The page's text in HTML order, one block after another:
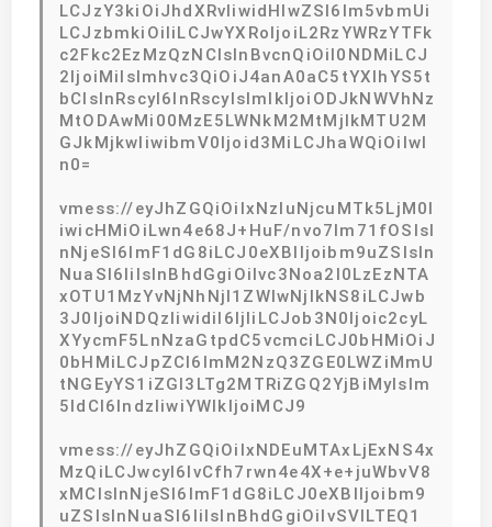
LCJzY3kiOiJhdXRvIiwidHlwZSI6Im5vbmUi
LCJzbmkiOiIiLCJwYXRoIjoiL2RzYWRzYTFk
c2Fkc2EzMzQzNCIsInBvcnQiOiI0NDMiLCJ
2IjoiMiIsImhvc3QiOiJ4anA0aC5tYXlhYS5t
bCIsInRscyI6InRscyIsImlkIjoiODJkNWVhNz
MtODAwMi00MzE5LWNkM2MtMjlkMTU2M
GJkMjkwIiwibmV0Ijoid3MiLCJhaWQiOiIwI
n0=
vmess://eyJhZGQiOiIxNzIuNjcuMTk5LjM0I
iwicHMiOiLwn4e68J+HuF/nvo7lm71fOSIsI
nNjeSI6ImF1dG8iLCJ0eXBlIjoibm9uZSIsIn
NuaSI6IiIsInBhdGgiOiIvc3Noa2l0LzEzNTA
xOTU1MzYvNjNhNjI1ZWIwNjlkNS8iLCJwb
3J0IjoiNDQzIiwidiI6IjIiLCJob3N0Ijoic2cyL
XYycmF5LnNzaGtpdC5vcmciLCJ0bHMiOiJ
0bHMiLCJpZCI6ImM2NzQ3ZGE0LWZiMmU
tNGEyYS1iZGI3LTg2MTRiZGQ2YjBiMyIsIm
5ldCI6IndzIiwiYWlkIjoiMCJ9
vmess://eyJhZGQiOiIxNDEuMTAxLjExNS4x
MzQiLCJwcyI6IvCfh7rwn4e4X+e+juWbvV8
xMCIsInNjeSI6ImF1dG8iLCJ0eXBlIjoibm9
uZSIsInNuaSI6IiIsInBhdGgiOiIvSVlLTEQ1